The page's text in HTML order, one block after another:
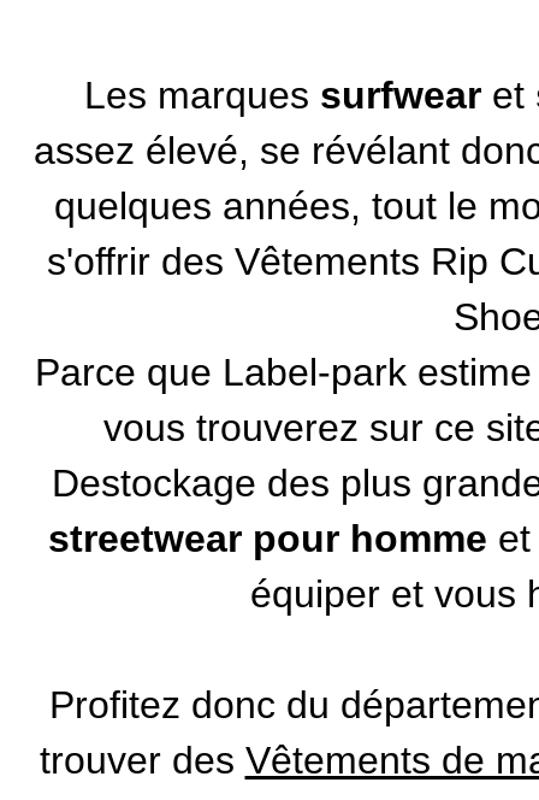
Les marques surfwearet
assez élevé, se révélant
quelques années, tout le
s'offrir des Vêtements Rip
Parce que Label-park
vous trouverez sur ce
Destockage des plus
streetwear pour homme
équiper et vous
Profitez donc du
trouver des Vêtements de